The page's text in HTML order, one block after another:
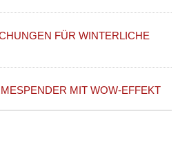
FÜR WINTERLICHE
MIT WOW-EFFEKT